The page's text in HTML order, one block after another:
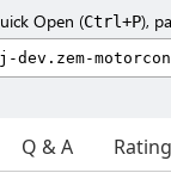
Open (Ctrl+P),
Q & A